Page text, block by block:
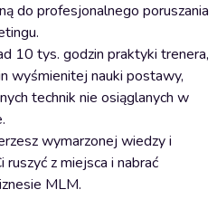
do profesjonalnego poruszania
10 tys. godzin praktyki trenera,
wyśmienitej nauki postawy,
technik nie osiąglanych w
wymarzonej wiedzy i
z miejsca i nabrać
MLM.